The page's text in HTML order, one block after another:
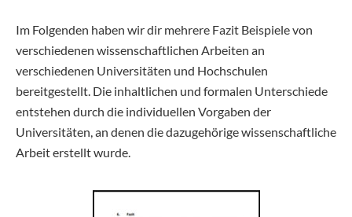
Im Folgenden haben wir dir mehrere Fazit Beispiele von
verschiedenen wissenschaftlichen Arbeiten an
verschiedenen Universitäten und Hochschulen
bereitgestellt. Die inhaltlichen und formalen Unterschiede
entstehen durch die individuellen Vorgaben der
Universitäten, an denen die dazugehörige wissenschaftliche
Arbeit erstellt wurde.